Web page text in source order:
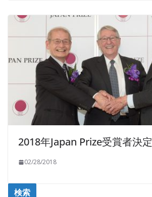
2018年Japan Prize受賞者決定
02/28/2018
検索